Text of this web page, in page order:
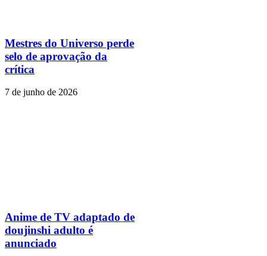
Mestres do Universo perde
selo de aprovação da
crítica
7 de junho de 2026
Anime de TV adaptado de
doujinshi adulto é
anunciado